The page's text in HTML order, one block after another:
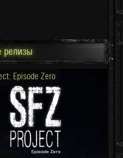
релизы
Episode Zero